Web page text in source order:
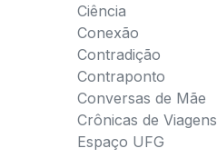
Ciência
Conexão
Contradição
Contraponto
Conversas de Mãe
Crônicas de Viagens
Espaço UFG